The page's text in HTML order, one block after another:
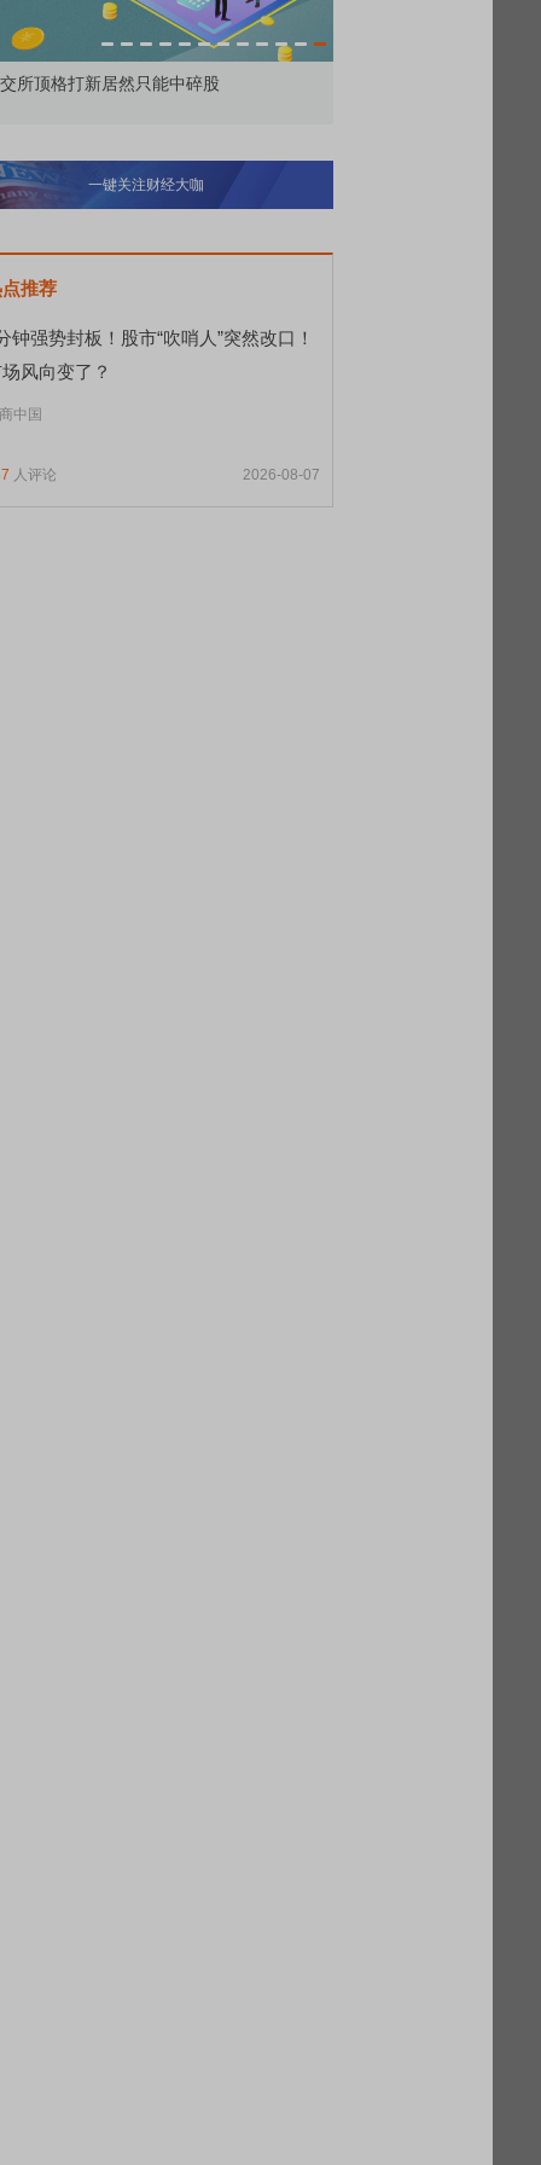
——比亚迪智能化战略发布会
一键关注财经大咖
推荐
钟强势封板！股市“吹哨人”突然改口！
风向变了？
中国
人评论 2026-08-07